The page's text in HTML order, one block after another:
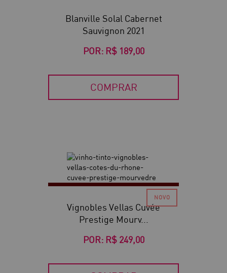
Blanville Solal Cabernet
Sauvignon 2021
POR: R$ 189,00
COMPRAR
Vignobles Vellas Cuvée
Prestige Mourv...
POR: R$ 249,00